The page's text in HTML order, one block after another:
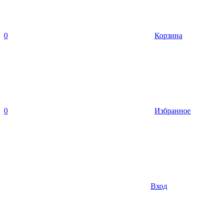
0 Корзина
0 Избранное
Вход